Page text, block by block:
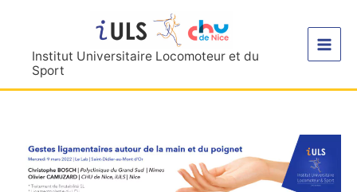
contenuInstitut Universitaire Locomoteur et du
Sport